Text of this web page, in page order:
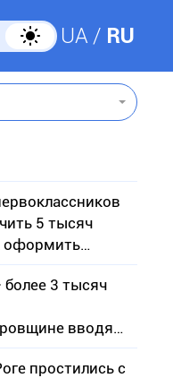
UA RU
5 тысяч
оформить
3 тысяч
вводят
простились с